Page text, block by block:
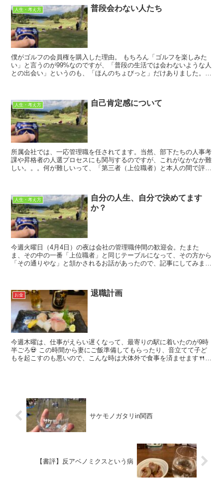
人生・考え方 普段会わない人たち
僕がゴルフの会員権を購入した理由。 もちろん「ゴルフを楽しみた
い」と言うのが99%なのですが、「普段の生活では会わないような人
との出会い」というのも、「ほんのちょびっと」だけありました。
人生・考え方 自己肯定感について
所属会社では、一応管理職を任されてます。当然、部下たちの人事考
課や昇格者の人選プロセスにも関与するのですが、これがなかなか難
しい。。。何が難しいって、「第三者（上位職者）と本人の間で評価
人生・考え方
自分の人生、自分で決めてます
か？
今週火曜日（4月4日）の夜は会社の管理職仲間の歓迎会。たまた
ま、その中の一番「上位職者」と同じテーブルになって、その方から
「その通りやな」と頷かされるお話があったので、記事にしてみまし
お金 退職計画
今週木曜は、仕事がえらい遅くなって、最寄りの駅に着いたのが9時
半ごろ💀 この時間から妻にご飯準備してもらったり、音立てて子ど
もを起こすのも悪いので、こんな時は大体外で食事を済ませます🍴
サケモノガタリin関西
【書評】反アベノミクスという病